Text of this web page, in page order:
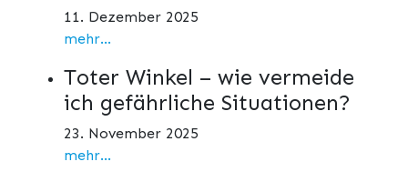
11. Dezember 2025
mehr...
Toter Winkel – wie vermeide
ich gefährliche Situationen?
23. November 2025
mehr...